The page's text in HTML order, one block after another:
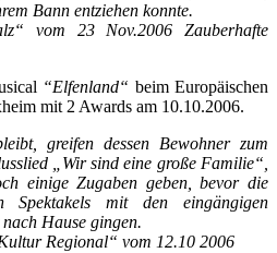
Bann entziehen konnte.
vom 23 Nov.2006 Zauberhafte
“Elfenland“ beim Europäischen
mit 2 Awards am 10.10.2006.
greifen dessen Bewohner zum
„Wir sind eine große Familie“,
einige Zugaben geben, bevor die
Spektakels mit den eingängigen
Hause gingen.
Regional“ vom 12.10 2006